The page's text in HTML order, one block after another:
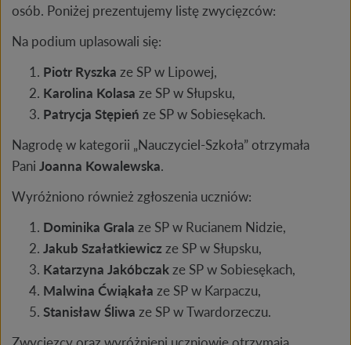
osób. Poniżej prezentujemy listę zwycięzców:
Na podium uplasowali się:
Piotr Ryszka ze SP w Lipowej,
Karolina Kolasa ze SP w Słupsku,
Patrycja Stępień ze SP w Sobiesękach.
Nagrodę w kategorii „Nauczyciel-Szkoła” otrzymała
Pani Joanna Kowalewska.
Wyróżniono również zgłoszenia uczniów:
Dominika Grala ze SP w Rucianem Nidzie,
Jakub Szałatkiewiczze SP w Słupsku,
Katarzyna Jakóbczakze SP w Sobiesękach,
Malwina Ćwiąkała ze SP w Karpaczu,
Stanisław Śliwa ze SP w Twardorzeczu.